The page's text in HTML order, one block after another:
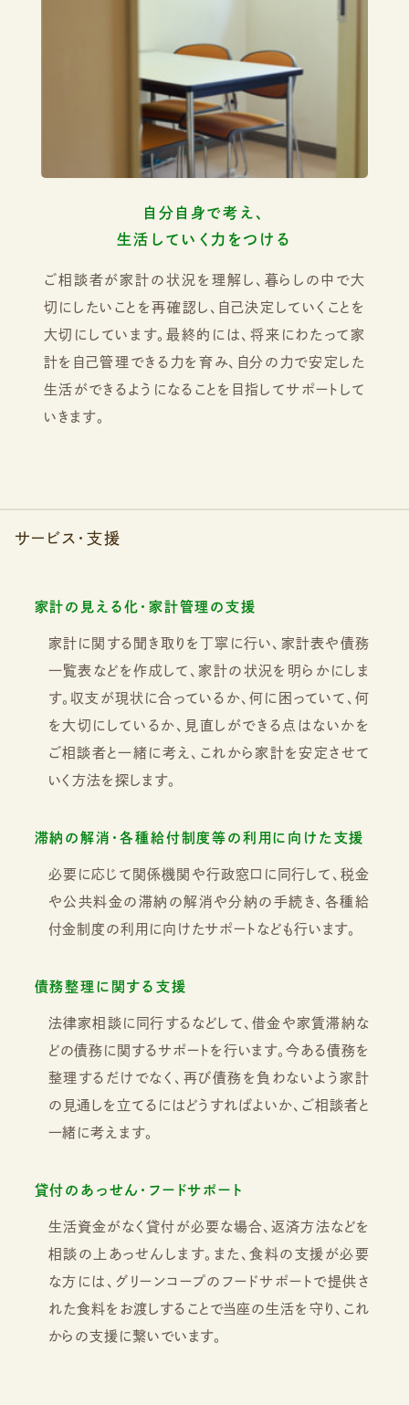
自分自身で考え、
生活していく力をつける
ご相談者が家計の状況を理解し、暮らしの中で大
切にしたいことを再確認し、自己決定していくことを
大切にしています。最終的には、将来にわたって家
計を自己管理できる力を育み、自分の力で安定した
生活ができるようになることを目指してサポートして
いきます。
サービス・支援
家計の見える化・家計管理の支援
家計に関する聞き取りを丁寧に行い、家計表や債務
一覧表などを作成して、家計の状況を明らかにしま
す。収支が現状に合っているか、何に困っていて、何
を大切にしているか、見直しができる点はないかを
ご相談者と一緒に考え、これから家計を安定させて
いく方法を探します。
滞納の解消・各種給付制度等の利用に向けた支援
必要に応じて関係機関や行政窓口に同行して、税金
や公共料金の滞納の解消や分納の手続き、各種給
付金制度の利用に向けたサポートなども行います。
債務整理に関する支援
法律家相談に同行するなどして、借金や家賃滞納な
どの債務に関するサポートを行います。今ある債務を
整理するだけでなく、再び債務を負わないよう家計
の見通しを立てるにはどうすればよいか、ご相談者と
一緒に考えます。
貸付のあっせん・フードサポート
生活資金がなく貸付が必要な場合、返済方法などを
相談の上あっせんします。また、食料の支援が必要
な方には、グリーンコープのフードサポートで提供さ
れた食料をお渡しすることで当座の生活を守り、これ
からの支援に繋いでいます。